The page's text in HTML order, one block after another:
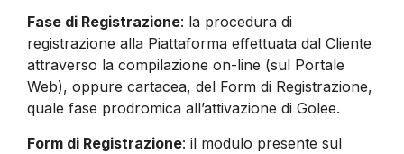
Fase di Registrazione: la procedura di
registrazione alla Piattaforma effettuata dal Cliente
attraverso la compilazione on-line (sul Portale
Web), oppure cartacea, del Form di Registrazione,
quale fase prodromica all’attivazione di Golee.
Form di Registrazione: il modulo presente sul